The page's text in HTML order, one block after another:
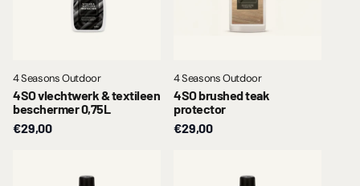
4 Seasons Outdoor
4SO vlechtwerk & textileen
beschermer 0,75L
€29,00
4 Seasons Outdoor
4SO brushed teak
protector
€29,00